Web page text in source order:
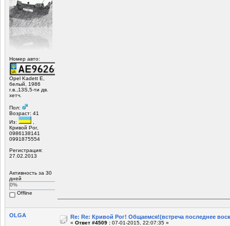
Номер авто:
Opel Kadett E,
белый, 1986
г.в.,13S,5-ти дв.
хетч.
Пол:
Возраст: 41
Из:
,
Кривой Рог,
0986138141
0991875554
Регистрация:
27.02.2013
Активность за 30
дней
0%
Offline
OLGA Re: Re: Кривой Рог! Общаемся!(встреча последнее
« Ответ #4509 : 07-01-2015, 22:07:35 »